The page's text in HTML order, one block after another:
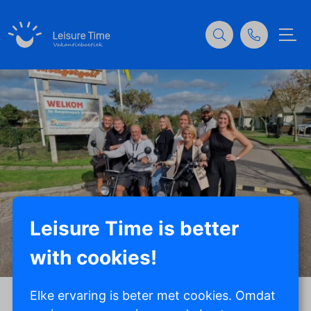
Leisure Time is better
with cookies!
Elke ervaring is beter met cookies. Omdat